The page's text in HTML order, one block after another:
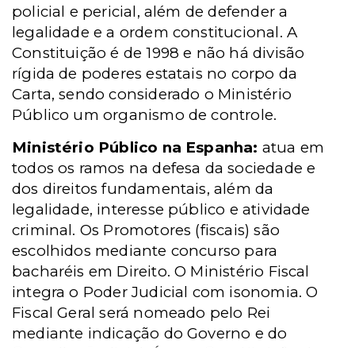
policial e pericial, além de defender a
legalidade e a ordem constitucional. A
Constituição é de 1998 e não há divisão
rígida de poderes estatais no corpo da
Carta, sendo considerado o Ministério
Público um organismo de controle.
Ministério Público na Espanha: atua em
todos os ramos na defesa da sociedade e
dos direitos fundamentais, além da
legalidade, interesse público e atividade
criminal. Os Promotores (fiscais) são
escolhidos mediante concurso para
bacharéis em Direito. O Ministério Fiscal
integra o Poder Judicial com isonomia. O
Fiscal Geral será nomeado pelo Rei
mediante indicação do Governo e do